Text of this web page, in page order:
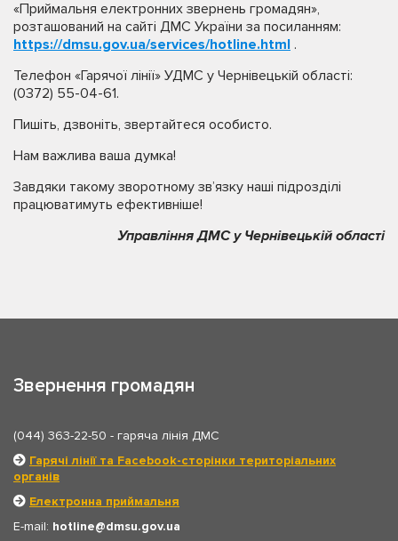
«Приймальня електронних звернень громадян»,
розташований на сайті ДМС України за посиланням:
https://dmsu.gov.ua/services/hotline.html .
Телефон «Гарячої лінії» УДМС у Чернівецькій області:
(0372) 55-04-61.
Пишіть, дзвоніть, звертайтеся особисто.
Нам важлива ваша думка!
Завдяки такому зворотному зв’язку наші підрозділі
працюватимуть ефективніше!
Управління ДМС у Чернівецькій області
Звернення громадян
(044) 363-22-50 - гаряча лінія ДМС
Гарячі лінії та Facebook-сторінки територіальних
органів
Електронна приймальня
E-mail: hotline
dmsu.gov.ua